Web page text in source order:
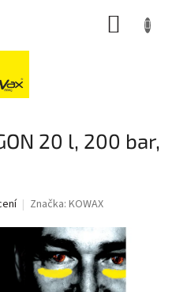
20 l, 200 bar,
Značka: KOWAX